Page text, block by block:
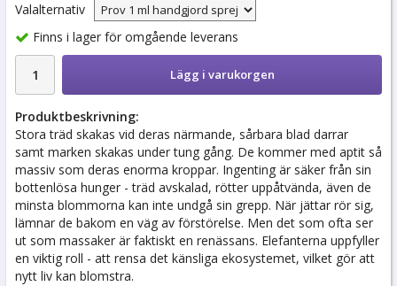
Valalternativ
Finns i lager för omgående leverans
Lägg i varukorgen
Produktbeskrivning:
Stora träd skakas vid deras närmande, sårbara blad darrar
samt marken skakas under tung gång. De kommer med aptit så
massiv som deras enorma kroppar. Ingenting är säker från sin
bottenlösa hunger - träd avskalad, rötter uppåtvända, även de
minsta blommorna kan inte undgå sin grepp. När jättar rör sig,
lämnar de bakom en väg av förstörelse. Men det som ofta ser
ut som massaker är faktiskt en renässans. Elefanterna uppfyller
en viktig roll - att rensa det känsliga ekosystemet, vilket gör att
nytt liv kan blomstra.